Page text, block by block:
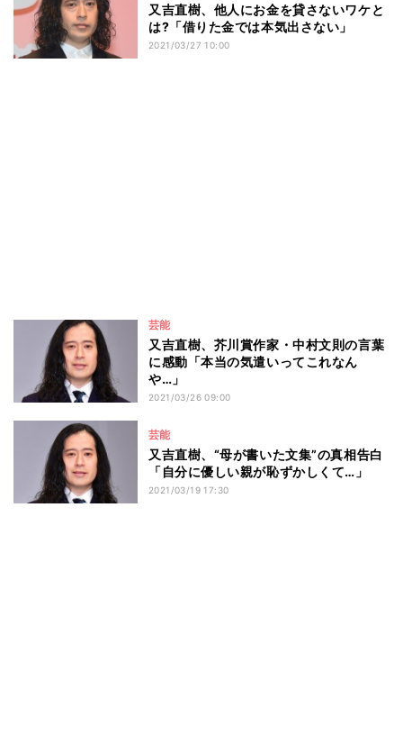
又吉直樹、他人にお金を貸さないワケと
は?「借りた金では本気出さない」
2021/03/27 10:00
芸能
又吉直樹、芥川賞作家・中村文則の言葉
に感動「本当の気遣いってこれなん
や…」
2021/03/26 09:00
芸能
又吉直樹、“母が書いた文集”の真相告白
「自分に優しい親が恥ずかしくて…」
2021/03/19 17:30